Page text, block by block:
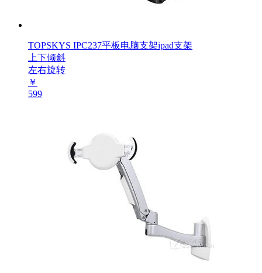
TOPSKYS IPC237平板电脑支架ipad支架
上下倾斜
左右旋转
￥
599